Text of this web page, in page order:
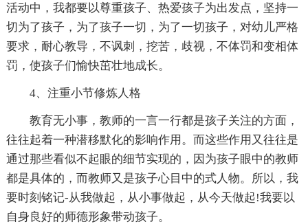
活动中，我都要以尊重孩子、热爱孩子为出发点，坚持一
切为了孩子，为了孩子一切，为了一切孩子，对幼儿严格
要求，耐心教导，不讽刺，挖苦，歧视，不体罚和变相体
罚，使孩子们愉快茁壮地成长。
4、注重小节修炼人格
教育无小事，教师的一言一行都是孩子关注的方面，
往往起着一种潜移默化的影响作用。而这些作用又往往是
通过那些看似不起眼的细节实现的，因为孩子眼中的教师
都是具体的，而教师又是孩子心目中的式人物。所以，我
要时刻铭记-从我做起，从小事做起，从今天做起!我要以
自身良好的师德形象带动孩子。